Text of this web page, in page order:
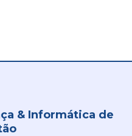
& Informática de